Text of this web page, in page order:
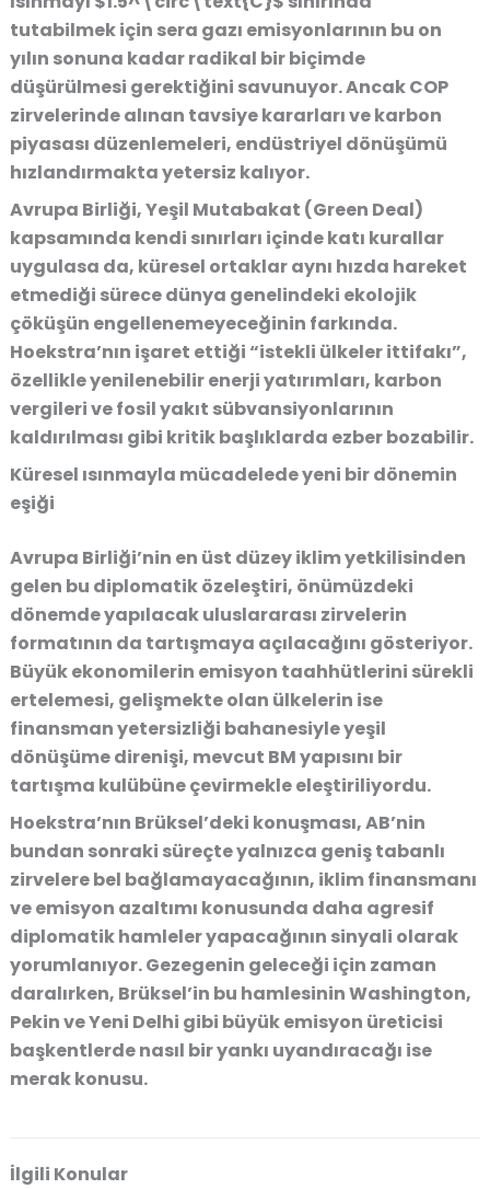
tutabilmek için sera gazı emisyonlarının bu on
yılın sonuna kadar radikal bir biçimde
düşürülmesi gerektiğini savunuyor. Ancak COP
zirvelerinde alınan tavsiye kararları ve karbon
piyasası düzenlemeleri, endüstriyel dönüşümü
hızlandırmakta yetersiz kalıyor.
Avrupa Birliği, Yeşil Mutabakat (Green Deal)
kapsamında kendi sınırları içinde katı kurallar
uygulasa da, küresel ortaklar aynı hızda hareket
etmediği sürece dünya genelindeki ekolojik
çöküşün engellenemeyeceğinin farkında.
Hoekstra’nın işaret ettiği “istekli ülkeler ittifakı”,
özellikle yenilenebilir enerji yatırımları, karbon
vergileri ve fosil yakıt sübvansiyonlarının
kaldırılması gibi kritik başlıklarda ezber bozabilir.
Küresel ısınmayla mücadelede yeni bir dönemin
eşiği
Avrupa Birliği’nin en üst düzey iklim yetkilisinden
gelen bu diplomatik özeleştiri, önümüzdeki
dönemde yapılacak uluslararası zirvelerin
formatının da tartışmaya açılacağını gösteriyor.
Büyük ekonomilerin emisyon taahhütlerini sürekli
ertelemesi, gelişmekte olan ülkelerin ise
finansman yetersizliği bahanesiyle yeşil
dönüşüme direnişi, mevcut BM yapısını bir
tartışma kulübüne çevirmekle eleştiriliyordu.
Hoekstra’nın Brüksel’deki konuşması, AB’nin
bundan sonraki süreçte yalnızca geniş tabanlı
zirvelere bel bağlamayacağının, iklim finansmanı
ve emisyon azaltımı konusunda daha agresif
diplomatik hamleler yapacağının sinyali olarak
yorumlanıyor. Gezegenin geleceği için zaman
daralırken, Brüksel’in bu hamlesinin Washington,
Pekin ve Yeni Delhi gibi büyük emisyon üreticisi
başkentlerde nasıl bir yankı uyandıracağı ise
merak konusu.
İlgili Konular